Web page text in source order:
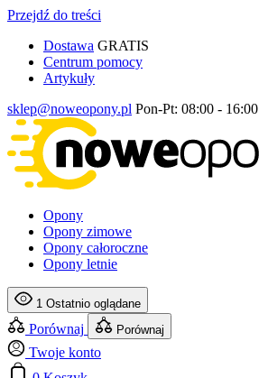
Przejdź do treści
Dostawa GRATIS
Centrum pomocy
Artykuły
sklep@noweopony.pl Pon-Pt: 08:00 - 16:00
Opony
Opony zimowe
Opony całoroczne
Opony letnie
1 Ostatnio oglądane
Porównaj Porównaj
Twoje konto